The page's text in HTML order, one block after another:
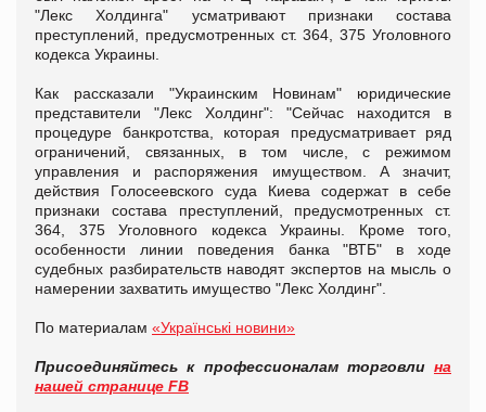
"Лекс Холдинга" усматривают признаки состава
преступлений, предусмотренных ст. 364, 375 Уголовного
кодекса Украины.
Как рассказали "Украинским Новинам" юридические
представители "Лекс Холдинг": "Сейчас находится в
процедуре банкротства, которая предусматривает ряд
ограничений, связанных, в том числе, с режимом
управления и распоряжения имуществом. А значит,
действия Голосеевского суда Киева содержат в себе
признаки состава преступлений, предусмотренных ст.
364, 375 Уголовного кодекса Украины. Кроме того,
особенности линии поведения банка "ВТБ" в ходе
судебных разбирательств наводят экспертов на мысль о
намерении захватить имущество "Лекс Холдинг".
По материалам «Українські новини»
Присоединяйтесь к профессионалам торговли на
нашей странице FB